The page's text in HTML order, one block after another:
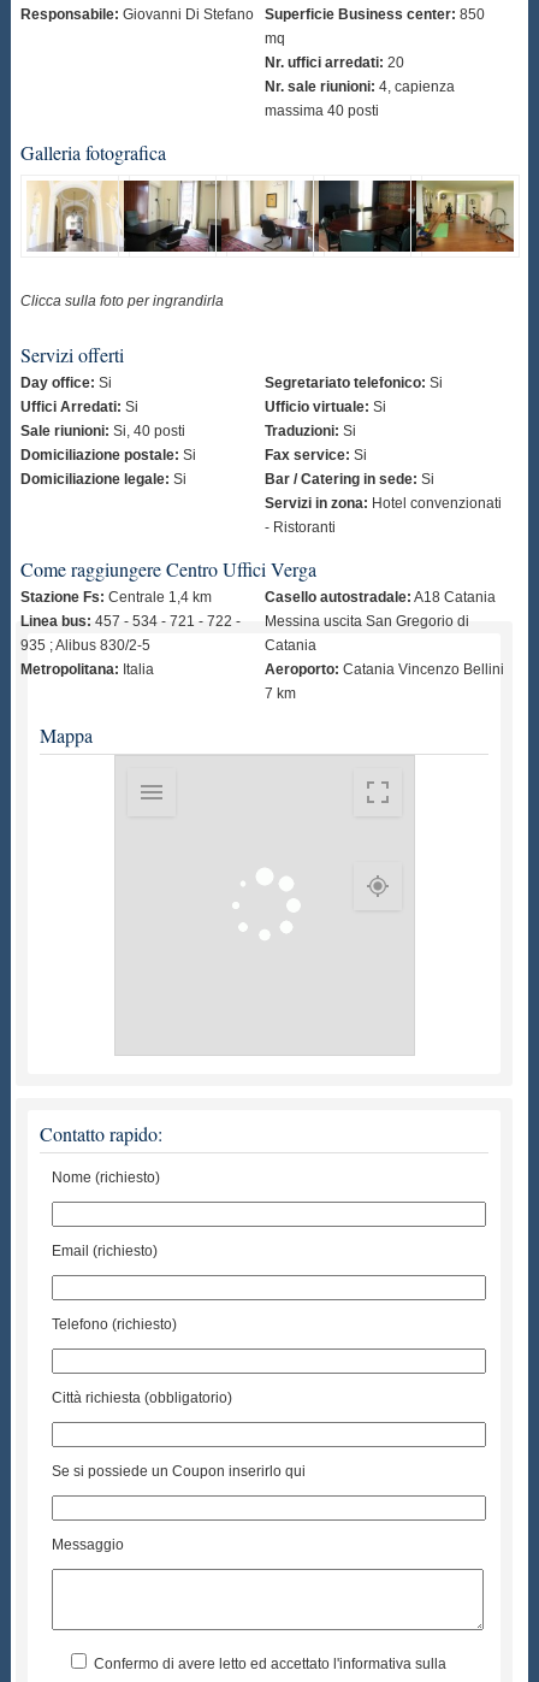
Responsabile: Giovanni Di Stefano
Superficie Business center: 850
mq
Nr. uffici arredati: 20
Nr. sale riunioni: 4, capienza
massima 40 posti
Galleria fotografica
Clicca sulla foto per ingrandirla
Servizi offerti
Day office: Si
Uffici Arredati: Si
Sale riunioni: Si, 40 posti
Domiciliazione postale: Si
Domiciliazione legale: Si
Segretariato telefonico: Si
Ufficio virtuale: Si
Traduzioni: Si
Fax service: Si
Bar / Catering in sede: Si
Servizi in zona: Hotel convenzionati
- Ristoranti
Come raggiungere Centro Uffici Verga
Stazione Fs: Centrale 1,4 km
Linea bus: 457 - 534 - 721 - 722 -
935 ; Alibus 830/2-5
Metropolitana: Italia
Casello autostradale: A18 Catania
Messina uscita San Gregorio di
Catania
Aeroporto: Catania Vincenzo Bellini
7 km
Mappa
Contatto rapido:
Nome (richiesto)
Email (richiesto)
Telefono (richiesto)
Città richiesta (obbligatorio)
Se si possiede un Coupon inserirlo qui
Messaggio
Confermo di avere letto ed accettato l'informativa sulla